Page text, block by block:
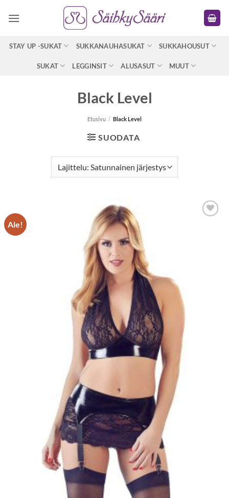
STAY UP -SUKAT SUKKANAUHASUKAT SUKKAHOUSUT
SUKAT LEGGINSIT ALUSASUT MUUT
Black Level
Etusivu / Black Level
SUODATA
Ale!